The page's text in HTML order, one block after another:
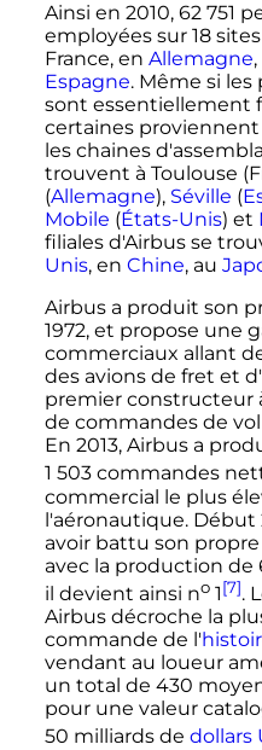
Ainsi en 2010, 62 751
employées sur 18 sites
France, en Allemagne
Espagne. Même si les
sont essentiellement
certaines
les chaines
trouvent à Toulouse
(Allemagne), Séville (
Mobile (États-Unis) et
filiales d'Airbus se
Unis, en Chine, au
Airbus a produit son
1972, et propose une
commerciaux allant de
des avions de fret et
premier constructeur
de commandes de
En 2013, Airbus a
1 503 commandes
commercial le plus
l'aéronautique. Début
avoir battu son
avec la production de
il devient ainsi no 1[7].
Airbus décroche la
commande de l'
vendant au loueur
un total de 430
pour une valeur
50 milliards de dollars